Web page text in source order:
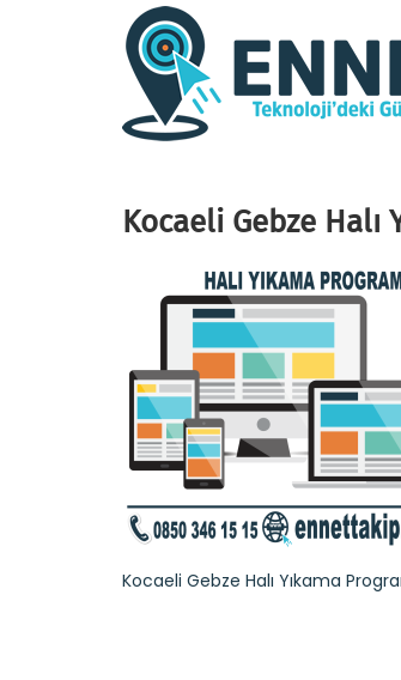
Kocaeli Gebze Halı
Kocaeli Gebze Halı Yıkama